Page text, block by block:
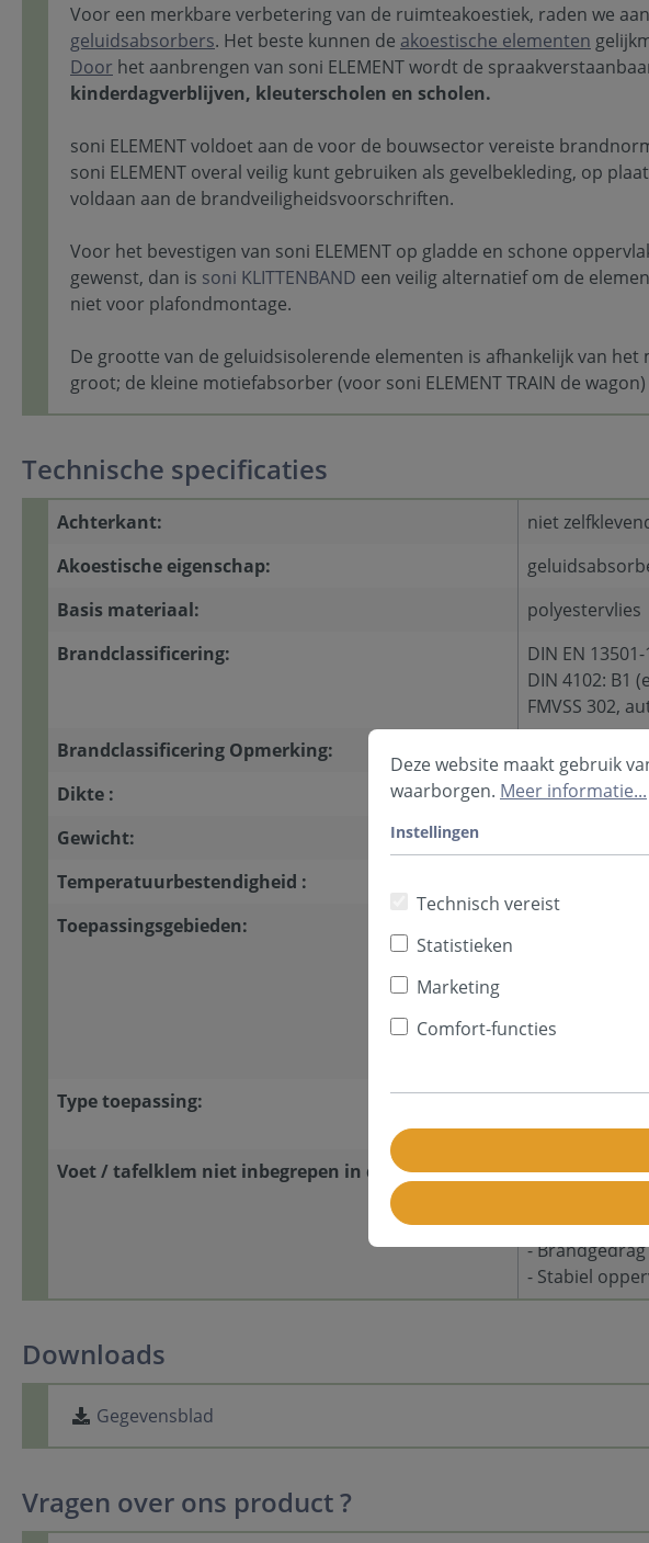
Voor een merkbare verbetering van de ruimteakoestiek, raden we
geluidsabsorbers. Het beste kunnen de akoestische elementen
Door het aanbrengen van soni ELEMENT wordt de
kinderdagverblijven, kleuterscholen en scholen.
soni ELEMENT voldoet aan de voor de bouwsector vereiste
soni ELEMENT overal veilig kunt gebruiken als gevelbekleding, op
voldaan aan de brandveiligheidsvoorschriften.
Voor het bevestigen van soni ELEMENT op gladde en schone
gewenst, dan is soni KLITTENBAND een veilig alternatief om de
niet voor plafondmontage.
De grootte van de geluidsisolerende elementen is afhankelijk van
groot; de kleine motiefabsorber (voor soni ELEMENT TRAIN de
Technische specificaties
Achterkant:
niet
Akoestische eigenschap:
Basis materiaal:
polyestervlies
Brandclassificering:
DIN EN
DIN 4102: B1
FMVSS 302,
Brandclassificering Opmerking:
Informeer
Dikte :
50 mm
Gewicht:
Temperatuurbestendigheid :
Toepassingsgebieden:
Wachtkamer |
Type toepassing:
Muur
Plafond
Voet / tafelklem niet inbegrepen in de levering:
- Kleine
- Eenvoudige
- Hoge
-
- Stabiel
Downloads
Gegevensblad
Vragen over ons product ?
Deze website maakt gebruik
waarborgen. Meer informatie...
Instellingen
Technisch vereist
Statistieken
Marketing
Comfort-functies